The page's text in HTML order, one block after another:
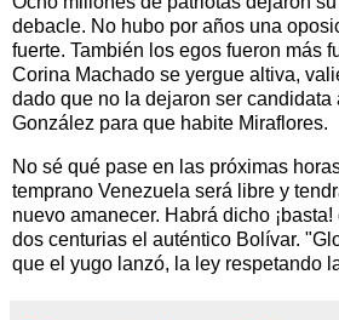
debacle. No hubo por años una
fuerte. También los egos fueron más
Corina Machado se yergue altiva,
dado que no la dejaron ser candidata
González para que habite Miraflores.
No sé qué pase en las próximas
temprano Venezuela será libre y
nuevo amanecer. Habrá dicho
dos centurias el auténtico Bolívar.
que el yugo lanzó, la ley respetando